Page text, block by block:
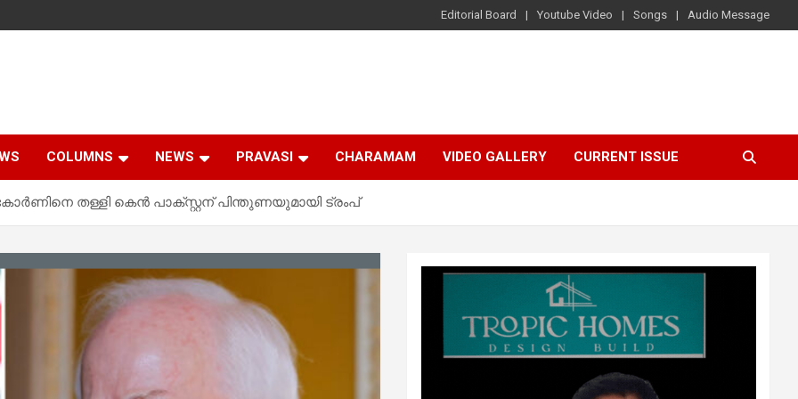
Editorial Board Youtube Video Songs Audio Message
COLUMNS NEWS PRAVASI CHARAMAM VIDEO GALLERY CURRENT ISSUE
തള്ളി കെൻ പാക്സ്റ്റന് പിന്തുണയുമായി ട്രംപ്